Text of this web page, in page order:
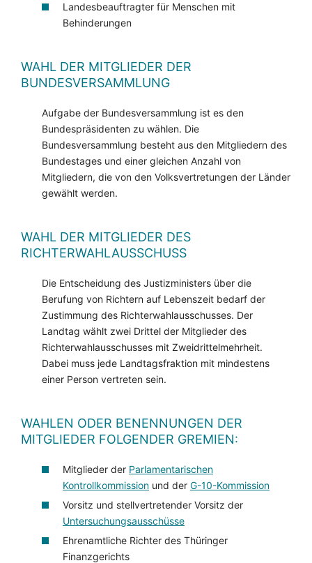
Landesbeauftragter für Menschen mit
Behinderungen
WAHL DER MITGLIEDER DER
BUNDESVERSAMMLUNG
Aufgabe der Bundesversammlung ist es den
Bundespräsidenten zu wählen. Die
Bundesversammlung besteht aus den Mitgliedern des
Bundestages und einer gleichen Anzahl von
Mitgliedern, die von den Volksvertretungen der Länder
gewählt werden.
WAHL DER MITGLIEDER DES
RICHTERWAHLAUSSCHUSS
Die Entscheidung des Justizministers über die
Berufung von Richtern auf Lebenszeit bedarf der
Zustimmung des Richterwahlausschusses. Der
Landtag wählt zwei Drittel der Mitglieder des
Richterwahlausschusses mit Zweidrittelmehrheit.
Dabei muss jede Landtagsfraktion mit mindestens
einer Person vertreten sein.
WAHLEN ODER BENENNUNGEN DER
MITGLIEDER FOLGENDER GREMIEN:
Mitglieder der Parlamentarischen
Kontrollkommission und der G-10-Kommission
Vorsitz und stellvertretender Vorsitz der
Untersuchungsausschüsse
Ehrenamtliche Richter des Thüringer
Finanzgerichts